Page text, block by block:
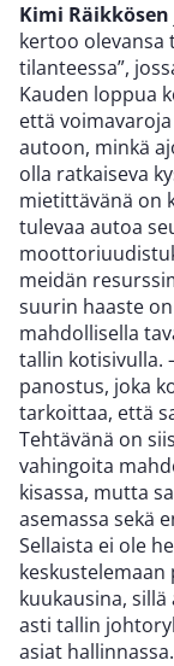
Kimi Räikkösen
kertoo olevansa
tilanteessa”,
Kauden loppua
että
autoon, minkä
olla ratkaiseva
mietittävänä on
tulevaa autoa
meidän
suurin haaste
mahdollisella
tallin kotisivulla.
panostus, joka
tarkoittaa, että
Tehtävänä on
vahingoita
kisassa, mutta
asemassa sekä
Sellaista ei ole
kuukausina,
asti tallin
asiat hallinnassa.